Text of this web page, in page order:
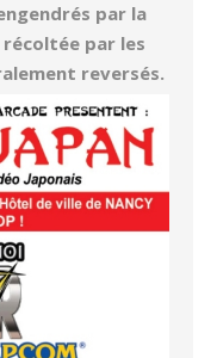
par la
par les
reversés.